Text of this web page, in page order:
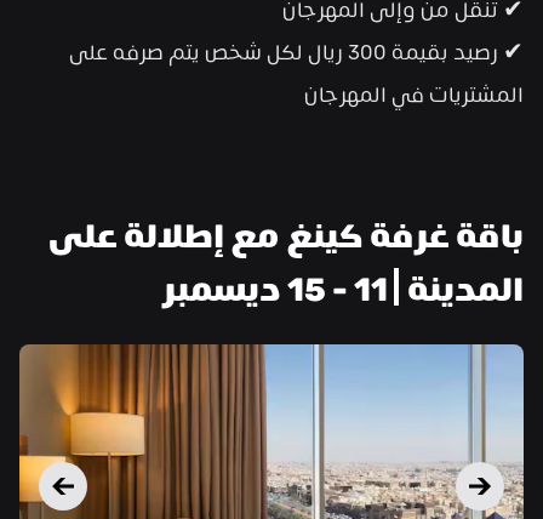
✔ تنقل من وإلى المهرجان
المشتريات في المهرجان
المدينة | 11 - 15 ديسمبر